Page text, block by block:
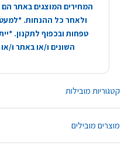
קטגוריות מובילות
מוצרים מובילים
המחירים המוצגים באתר הם
ולאחר כל ההנחות. *למעט
טפחות ובכפוף לתקנון.
השונים ו/או באתר ו/או